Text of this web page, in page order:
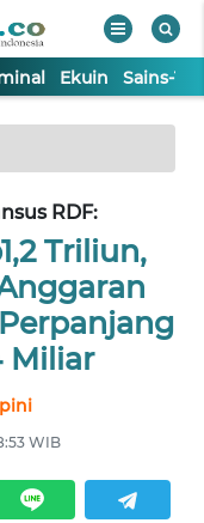
Ekuin Sains-
RDF:
Triliun,
Miliar
WIB